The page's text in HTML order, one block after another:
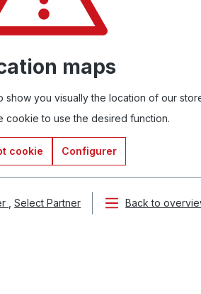
maps
you visually the location of our
cookie to use the desired function.
cookie Configurer
Select Partner Back to